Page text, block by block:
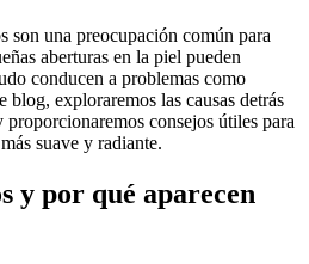
son una preocupación común para
aberturas en la piel pueden
conducen a problemas como
blog, exploraremos las causas detrás
consejos útiles para
suave y radiante.
y por qué aparecen